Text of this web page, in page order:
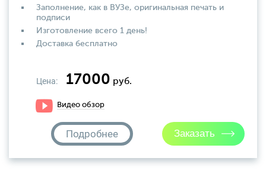
Заполнение, как в ВУЗе, оригинальная печать и
подписи
Изготовление всего 1 день!
Доставка бесплатно
Цена: 17000 руб.
Видео обзор
Подробнее